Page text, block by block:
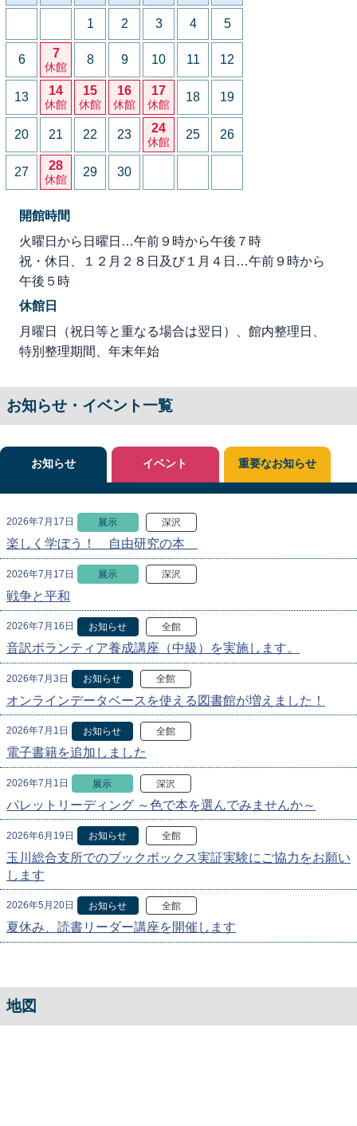
1 2 3 4 5
6 7
休館
8 9 10 11 12
13 14
休館
15
休館
16
休館
17
休館
18 19
20 21 22 23 24
休館
25 26
27 28
休館
29 30
開館時間
火曜日から日曜日…午前９時から午後７時
祝・休日、１２月２８日及び１月４日…午前９時から
午後５時
休館日
月曜日（祝日等と重なる場合は翌日）、館内整理日、
特別整理期間、年末年始
お知らせ・イベント一覧
お知らせ
2026年7月17日 展示 深沢
楽しく学ぼう！ 自由研究の本
2026年7月17日 展示 深沢
戦争と平和
2026年7月16日 お知らせ 全館
音訳ボランティア養成講座（中級）を実施します。
2026年7月3日 お知らせ 全館
オンラインデータベースを使える図書館が増えました！
2026年7月1日 お知らせ 全館
電子書籍を追加しました
2026年7月1日 展示 深沢
パレットリーディング ～色で本を選んでみませんか～
2026年6月19日 お知らせ 全館
玉川総合支所でのブックボックス実証実験にご協力をお願い
します
2026年5月20日 お知らせ 全館
夏休み、読書リーダー講座を開催します
イベント 重要なお知らせ
地図